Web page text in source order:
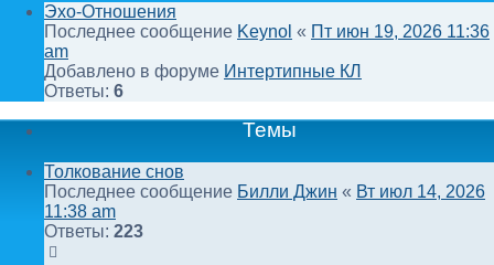
Эхо-Отношения
Последнее сообщение Keynol « Пт июн 19, 2026 11:36
am
Добавлено в форуме Интертипные КЛ
Ответы: 6
Темы
Толкование снов
Последнее сообщение Билли Джин « Вт июл 14, 2026
11:38 am
Ответы: 223